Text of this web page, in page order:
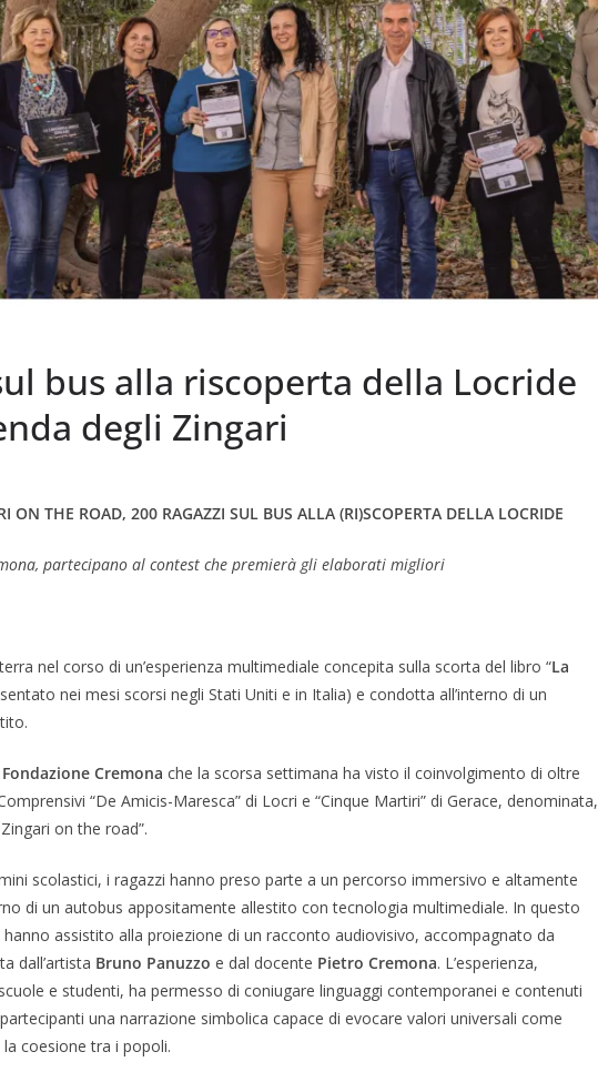
bus alla riscoperta della Locride
degli Zingari
ON THE ROAD, 200 RAGAZZI SUL BUS ALLA (RI)SCOPERTA DELLA LOCRIDE
partecipano al contest che premierà gli elaborati migliori
nel corso di un’esperienza multimediale concepita sulla scorta del libro “La
nei mesi scorsi negli Stati Uniti e in Italia) e condotta all’interno di un
Fondazione Cremona che la scorsa settimana ha visto il coinvolgimento di oltre
“De Amicis-Maresca” di Locri e “Cinque Martiri” di Gerace, denominata,
on the road”.
scolastici, i ragazzi hanno preso parte a un percorso immersivo e altamente
di un autobus appositamente allestito con tecnologia multimediale. In questo
assistito alla proiezione di un racconto audiovisivo, accompagnato da
dall’artista Bruno Panuzzo e dal docente Pietro Cremona. L’esperienza,
e studenti, ha permesso di coniugare linguaggi contemporanei e contenuti
una narrazione simbolica capace di evocare valori universali come
coesione tra i popoli.